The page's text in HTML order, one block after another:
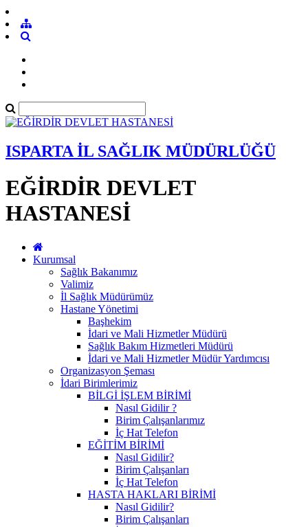
ISPARTA İL SAĞLIK MÜDÜRLÜĞÜ
EĞİRDİR DEVLET
HASTANESİ
Kurumsal
Sağlık Bakanımız
Valimiz
İl Sağlık Müdürümüz
Hastane Yönetimi
Başhekim
İdari ve Mali Hizmetler Müdürü
Sağlık Bakım Hizmetleri Müdürü
İdari ve Mali Hizmetler Müdür Yardımcısı
Organizasyon Şeması
İdari Birimlerimiz
BİLGİ İŞLEM BİRİMİ
Nasıl Gidilir ?
Birim Çalışanlarımız
İç Hat Telefon
EĞİTİM BİRİMİ
Nasıl Gidilir?
Birim Çalışanları
İç Hat Telefon
HASTA HAKLARI BİRİMİ
Nasıl Gidilir?
Birim Çalışanları